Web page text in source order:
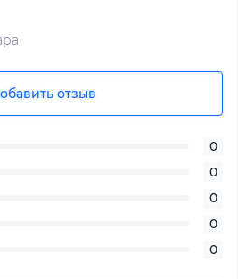
отзыв
0
0
0
0
0